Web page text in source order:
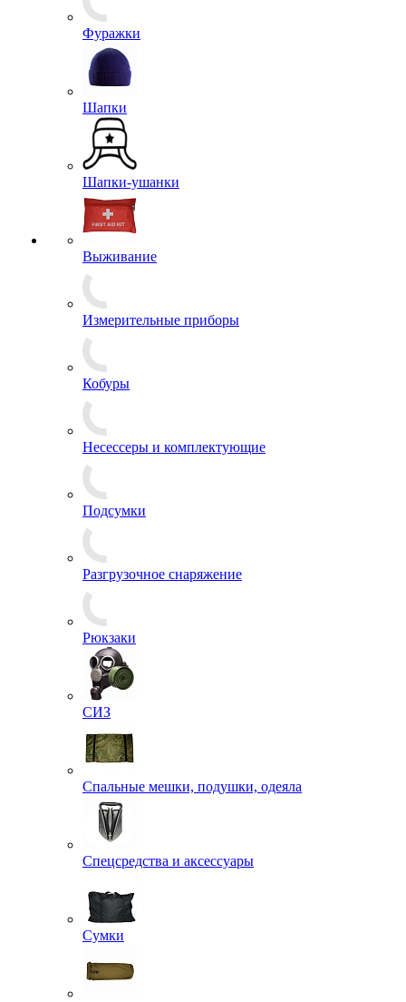
Береты
Кепки
Панамы
Пилотки
Фуражки
Шапки
Шапки-ушанки
Выживание
Измерительные приборы
Кобуры
Несессеры и комплектующие
Подсумки
Разгрузочное снаряжение
Рюкзаки
СИЗ